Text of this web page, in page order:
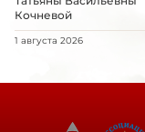
Кочневой
1 августа 2026